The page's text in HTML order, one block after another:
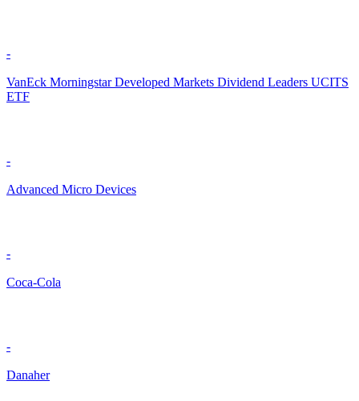
-
VanEck Morningstar Developed Markets Dividend Leaders UCITS
ETF
-
Advanced Micro Devices
-
Coca-Cola
-
Danaher